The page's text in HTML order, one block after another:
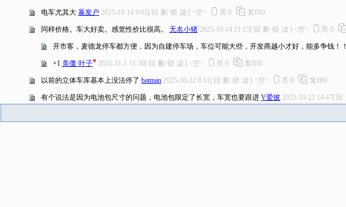
电车尤其大 暴发户 2025-10-14 9:05[ 回 删 锁 滤 ] <空> 亮 0 复印0
同样价格。车大好卖。感觉性价比很高。 无名小猪 2025-10-14 21:15[ 回 删 锁 滤 ] <空> 亮 0
开市客，麦德龙停车都方便，因为自建停车场，车位可能大些，开发商越小才好，能多争钱！！
+1 美僵·叶子 2025-11-1 11:30[ 回 删 锁 滤 ] <空> 亮 0 复印0
以前的立体车库基本上没法停了 batman 2025-10-22 8:11 [ 回 删 锁 滤 ] <空> 亮 0 复印0
有个说法是因为电池包尺寸的问题，电池包限定了长宽，车宽也要跟进 V爱披 2025-10-22 14:47[ 回